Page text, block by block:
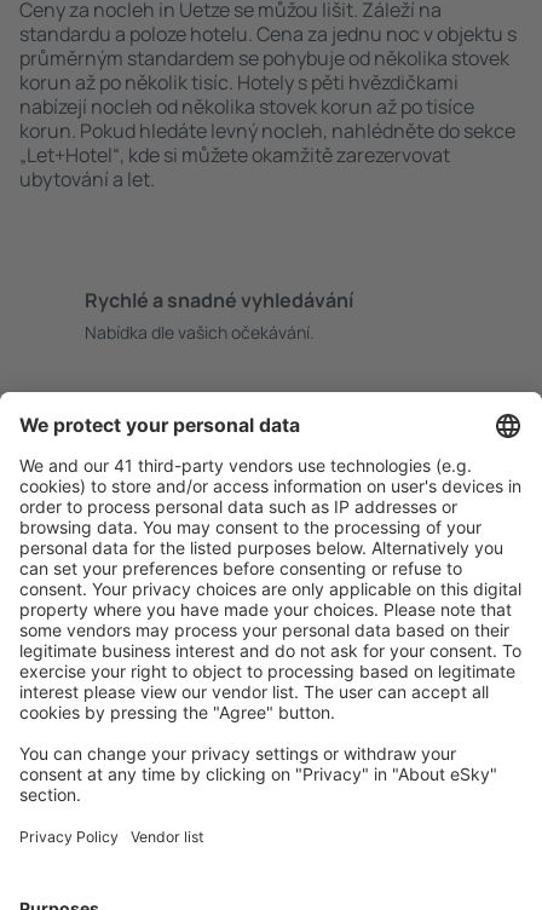
Ceny za nocleh in Uetze se můžou lišit. Záleží na
standardu a poloze hotelu. Cena za jednu noc v objektu s
průměrným standardem se pohybuje od několika stovek
korun až po několik tisíc. Hotely s pěti hvězdičkami
nabízejí nocleh od několika stovek korun až po tisíce
korun. Pokud hledáte levný nocleh, nahlédněte do sekce
„Let+Hotel“, kde si můžete okamžitě zarezervovat
ubytování a let.
Rychlé a snadné vyhledávání
Nabídka dle vašich očekávání.
Bezproblémová rezervace s možností bezplatného
zrušení.
S námi ušetříte
Atraktivní ceny a speciální nabídky pro přihlášené
uživatele.
Ubytování dle vašeho gusta
Vyberte si z více než 1.3 milionu zařízení: hotelů,
apartmánů, chat a dalších.
Nejvyhledávanější hotely uživateli eSky
Hotely v Německu - Oblíbená města